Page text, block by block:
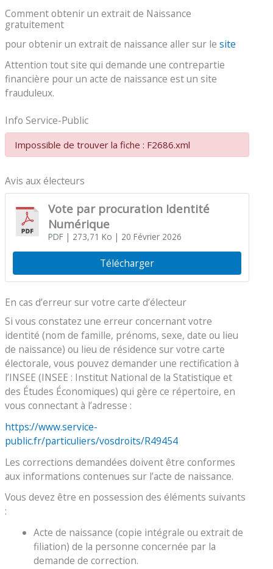
Comment obtenir un extrait de Naissance
gratuitement
pour obtenir un extrait de naissance aller sur le site
Attention tout site qui demande une contrepartie
financière pour un acte de naissance est un site
frauduleux.
Info Service-Public
Impossible de trouver la fiche : F2686.xml
Avis aux électeurs
Vote par procuration Identité
Numérique
PDF| 273,71 Ko | 20 Février 2026
Télécharger
En cas d’erreur sur votre carte d’électeur
Si vous constatez une erreur concernant votre
identité (nom de famille, prénoms, sexe, date ou lieu
de naissance) ou lieu de résidence sur votre carte
électorale, vous pouvez demander une rectification à
l’INSEE (INSEE : Institut National de la Statistique et
des Études Économiques) qui gère ce répertoire, en
vous connectant à l’adresse :
https://www.service-
public.fr/particuliers/vosdroits/R49454
Les corrections demandées doivent être conformes
aux informations contenues sur l’acte de naissance.
Vous devez être en possession des éléments suivants
:
Acte de naissance (copie intégrale ou extrait de
filiation) de la personne concernée par la
demande de correction.